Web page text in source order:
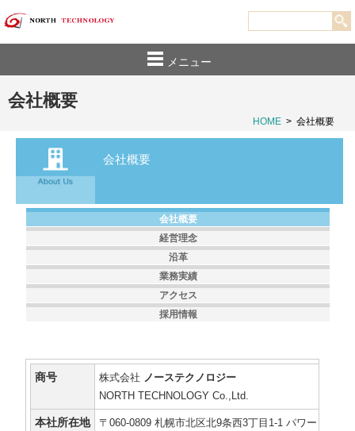
メニュー
会社概要
HOME > 会社概要
会社概要
会社概要
経営理念
沿革
業務実績
アクセス
採用情報
商号 株式会社 ノーステクノロジー
NORTH TECHNOLOGY Co.,Ltd.
本社所在地
〒060-0809 札幌市北区北9条西3丁目1-1 パワービル札